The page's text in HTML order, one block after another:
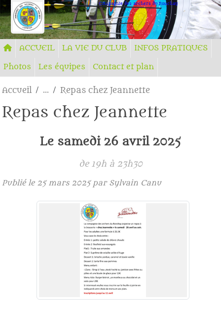
Compagnie des archers du Ronchay
ACCUEIL LA VIE DU CLUB
INFOS PRATIQUES
Photos
Les équipes Contact et plan
Accueil Repas chez Jeannette
Repas chez Jeannette
Le samedi 26 avril 2025
de 19h à 23h30
Publié le 25 mars 2025par Sylvain Canu
Panneau de gestion des cookies